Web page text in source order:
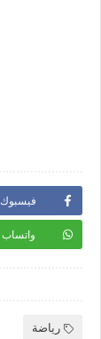
فيسبوك
واتساب
رياضة